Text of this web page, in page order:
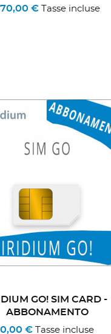
€ Tasse incluse
GO! SIM CARD -
ABBONAMENTO
0,00 € Tasse incluse